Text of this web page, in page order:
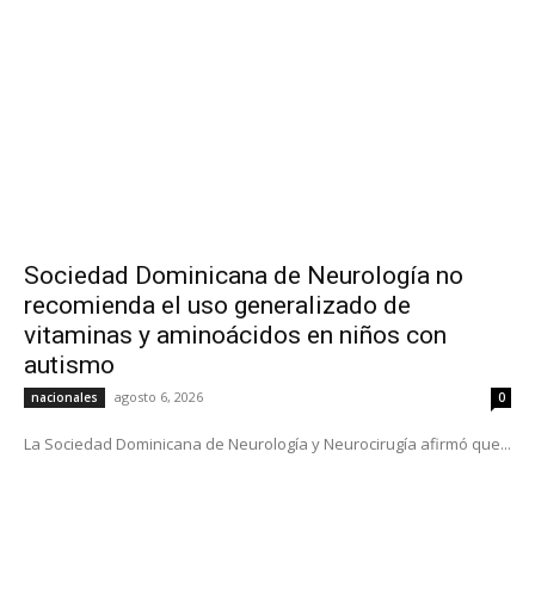
Sociedad Dominicana de Neurología no
recomienda el uso generalizado de
vitaminas y aminoácidos en niños con
autismo
nacionales agosto 6, 2026 0
La Sociedad Dominicana de Neurología y Neurocirugía afirmó que...